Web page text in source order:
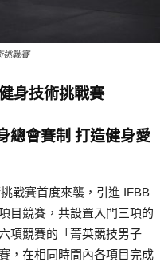
挑戰賽
身技術挑戰賽
總會賽制 打造健身愛
戰賽首度來襲，引進 IFBB
目競賽，共設置入門三項的
項競賽的「菁英競技男子
，在相同時間內各項目完成